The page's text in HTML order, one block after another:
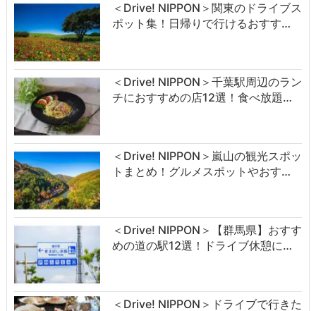
＜Drive! NIPPON＞関東のドライブス
ポット集！日帰りで行けるおすす…
＜Drive! NIPPON＞千葉駅周辺のラン
チにおすすめの店12選！食べ放題…
＜Drive! NIPPON＞嵐山の観光スポッ
トまとめ！グルメスポットやおす…
＜Drive! NIPPON＞【群馬県】おすす
めの道の駅12選！ドライブ休憩に…
＜Drive! NIPPON＞ドライブで行きた